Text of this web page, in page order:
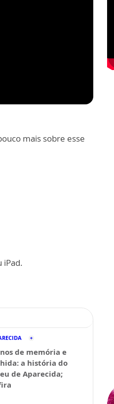
mais sobre esse
iPad.
de memória e
a história do
de Aparecida;